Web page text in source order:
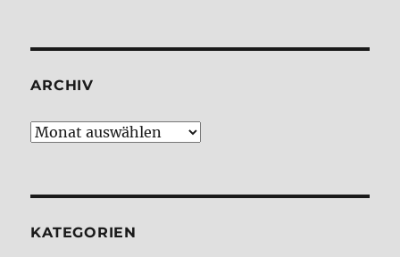
ARCHIV
Archiv
KATE­GO­RIEN